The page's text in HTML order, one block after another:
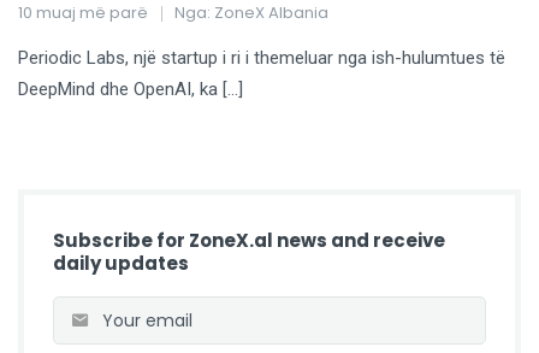
10 muaj më parë Nga: ZoneX Albania
Periodic Labs, një startup i ri i themeluar nga ish-hulumtues të
DeepMind dhe OpenAI, ka […]
Subscribe for ZoneX.al news and receive
daily updates